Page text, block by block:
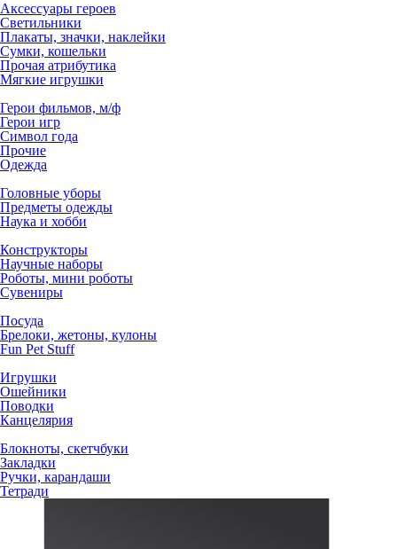
Аксессуары героев
Светильники
Плакаты, значки, наклейки
Сумки, кошельки
Прочая атрибутика
Мягкие игрушки
Герои фильмов, м/ф
Герои игр
Символ года
Прочие
Одежда
Головные уборы
Предметы одежды
Наука и хобби
Конструкторы
Научные наборы
Роботы, мини роботы
Сувениры
Посуда
Брелоки, жетоны, кулоны
Fun Pet Stuff
Игрушки
Ошейники
Поводки
Канцелярия
Блокноты, скетчбуки
Закладки
Ручки, карандаши
Тетради